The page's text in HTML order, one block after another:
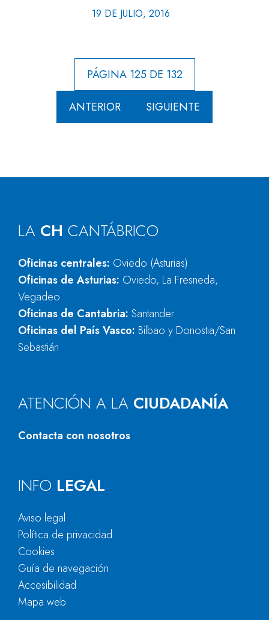
19 DE JULIO, 2016
PÁGINA 125 DE 132
ANTERIOR SIGUIENTE
LA CH CANTÁBRICO
Oficinas centrales: Oviedo (Asturias)
Oficinas de Asturias: Oviedo, La Fresneda,
Vegadeo
Oficinas de Cantabria: Santander
Oficinas del País Vasco: Bilbao y Donostia/San
Sebastián
ATENCIÓN A LA CIUDADANÍA
Contacta con nosotros
INFO LEGAL
Aviso legal
Política de privacidad
Cookies
Guía de navegación
Accesibilidad
Mapa web